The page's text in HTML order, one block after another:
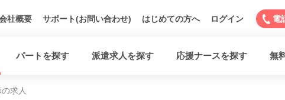
社概要 サポート(お問い合わせ) はじめての方へ ログイン 電
パートを探す 派遣求人を探す 応援ナースを探す 無
求人